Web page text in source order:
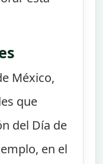
México,
que
del Día de
en el